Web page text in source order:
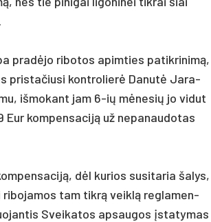
pra­dėjo ri­bo­tos apim­ties pa­tik­ri­nimą,
pri­sta­čiu­si kont­ro­lierė Da­nutė Ja­ra­
iš­mo­kant jam 6-ių mėne­sių jo vi­du­t
Eur kom­pen­sa­ciją už ne­pa­nau­do­tas
dėl ku­rios su­si­ta­ria ša­lys,
tam tikrą veiklą reg­la­men­
Svei­ka­tos ap­sau­gos įsta­ty­mas